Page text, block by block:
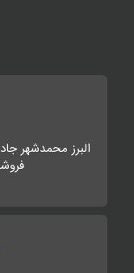
البرز محمدشهر